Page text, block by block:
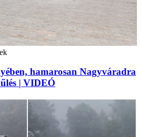
hamarosan Nagyváradra
| VIDEÓ